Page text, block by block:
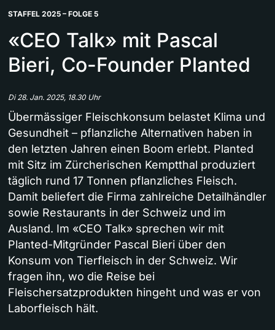
STAFFEL 2025 – FOLGE 5
«CEO Talk» mit Pascal
Bieri, Co-Founder Planted
Di 28. Jan. 2025, 18.30 Uhr
Übermässiger Fleischkonsum belastet Klima und
Gesundheit – pflanzliche Alternativen haben in
den letzten Jahren einen Boom erlebt. Planted
mit Sitz im Zürcherischen Kemptthal produziert
täglich rund 17 Tonnen pflanzliches Fleisch.
Damit beliefert die Firma zahlreiche Detailhändler
sowie Restaurants in der Schweiz und im
Ausland. Im «CEO Talk» sprechen wir mit
Planted-Mitgründer Pascal Bieri über den
Konsum von Tierfleisch in der Schweiz. Wir
fragen ihn, wo die Reise bei
Fleischersatzprodukten hingeht und was er von
Laborfleisch hält.